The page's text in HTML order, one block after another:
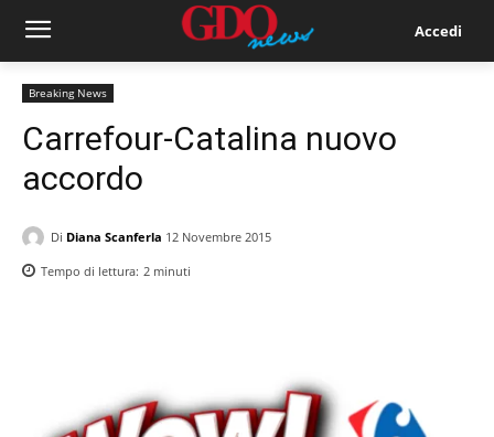
Accedi
Breaking News
Carrefour-Catalina nuovo
accordo
Di Diana Scanferla 12 Novembre 2015
Tempo di lettura: 2 minuti